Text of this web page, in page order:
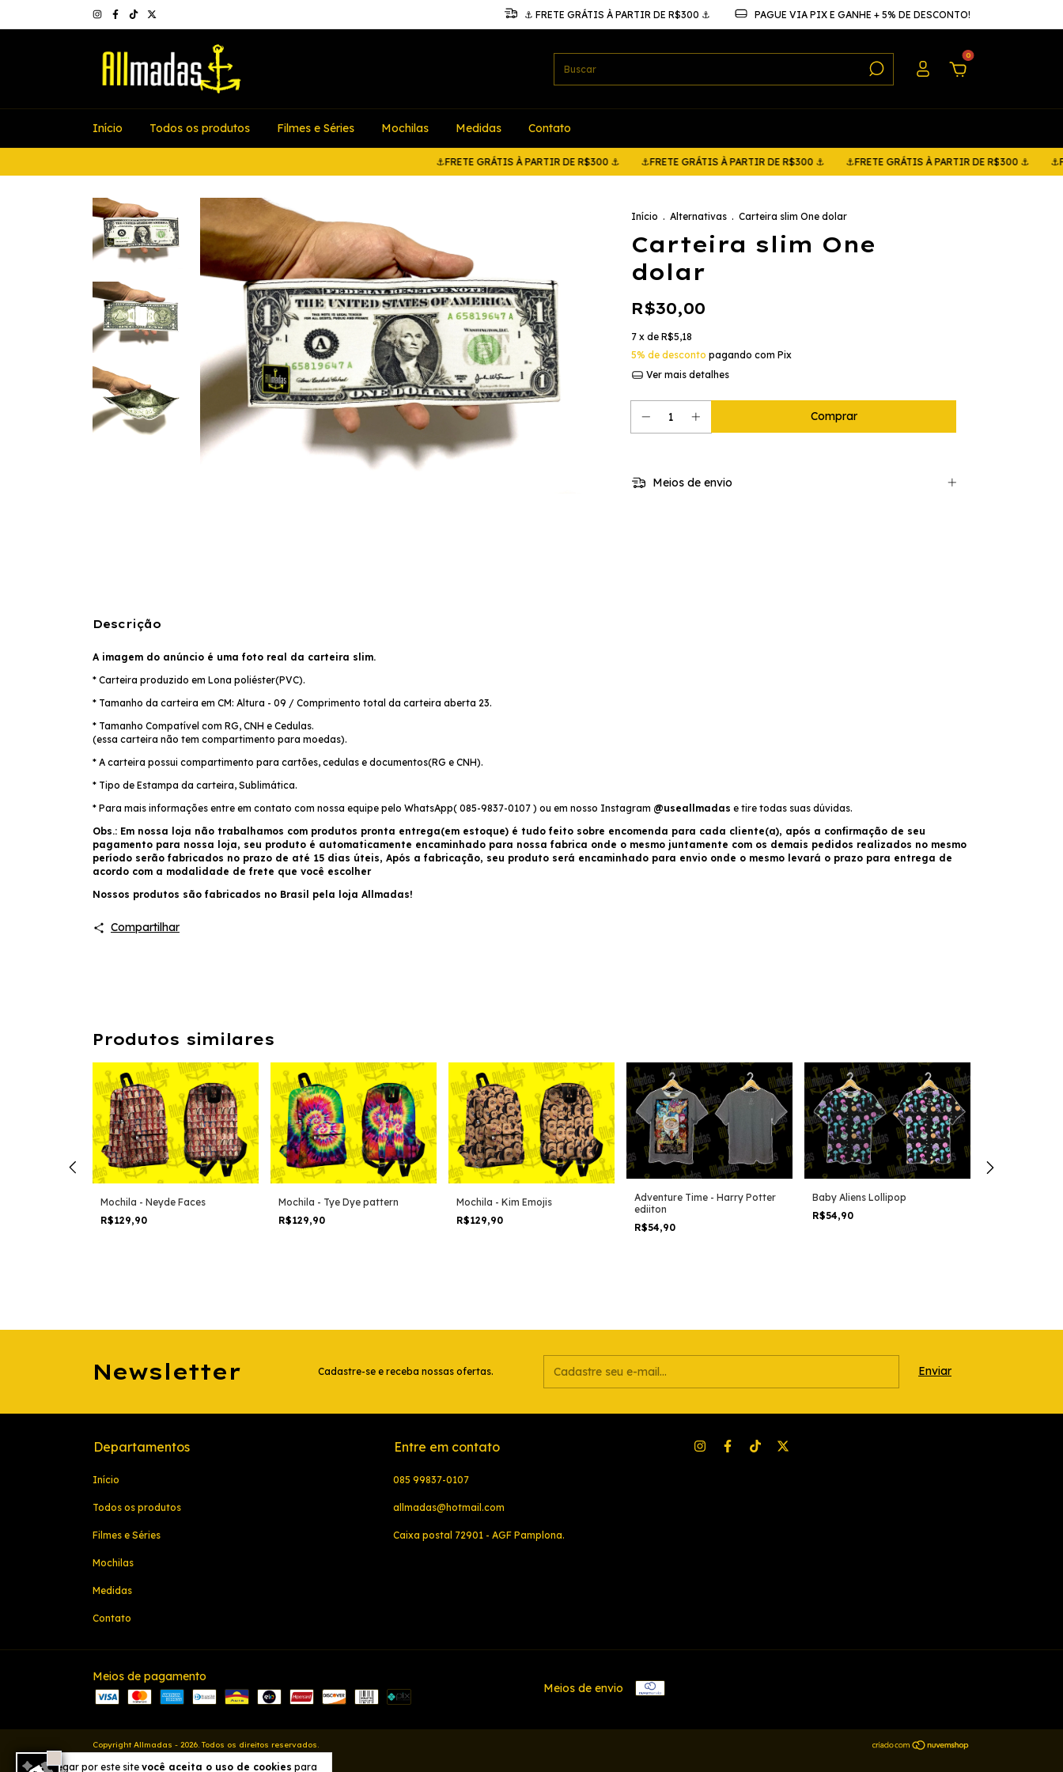
⚓ FRETE GRÁTIS À PARTIR DE R$300 ⚓ PAGUE VIA PIX E GANHE + 5% DE DESCONTO!
0
Início Todos os produtos Filmes e Séries Mochilas Medidas Contato
⚓FRETE GRÁTIS À PARTIR DE R$300 ⚓ ⚓FRETE GRÁTIS À PARTIR DE R$300 ⚓ ⚓FRETE GRÁTIS À PARTIR DE R$300 ⚓ ⚓FRETE
Ao navegar por este site você aceita o uso de cookies para
Início . Alternativas . Carteira slim One dolar
Carteira slim One
dolar
R$30,00
7 x de R$5,18
5% de desconto pagando com Pix
Ver mais detalhes
Meios de envio
Descrição
A imagem do anúncio é uma foto real da carteira slim.
* Carteira produzido em Lona poliéster(PVC).
* Tamanho da carteira em CM: Altura - 09 / Comprimento total da carteira aberta 23.
* Tamanho Compatível com RG, CNH e Cedulas.
(essa carteira não tem compartimento para moedas).
* A carteira possui compartimento para cartões, cedulas e documentos(RG e CNH).
* Tipo de Estampa da carteira, Sublimática.
* Para mais informações entre em contato com nossa equipe pelo WhatsApp( 085-9837-0107 ) ou em nosso Instagram @useallmadas e tire todas suas dúvidas.
Obs.: Em nossa loja não trabalhamos com produtos pronta entrega(em estoque) é tudo feito sobre encomenda para cada cliente(a), após a confirmação de seu
pagamento para nossa loja, seu produto é automaticamente encaminhado para nossa fabrica onde o mesmo juntamente com os demais pedidos realizados no mesmo
período serão fabricados no prazo de até 15 dias úteis, Após a fabricação, seu produto será encaminhado para envio onde o mesmo levará o prazo para entrega de
acordo com a modalidade de frete que você escolher
Nossos produtos são fabricados no Brasil pela loja Allmadas!
Compartilhar
Produtos similares
Mochila - Neyde Faces
R$129,90
Mochila - Tye Dye pattern
R$129,90
Mochila - Kim Emojis
R$129,90
Adventure Time - Harry Potter
ediiton
R$54,90
Baby Aliens Lollipop
R$54,90
Newsletter Cadastre-se e receba nossas ofertas.
Departamentos
Início
Todos os produtos
Filmes e Séries
Mochilas
Medidas
Contato
Entre em contato
085 99837-0107
allmadas@hotmail.com
Caixa postal 72901 - AGF Pamplona.
Meios de pagamento
Meios de envio
Copyright Allmadas - 2026. Todos os direitos reservados.